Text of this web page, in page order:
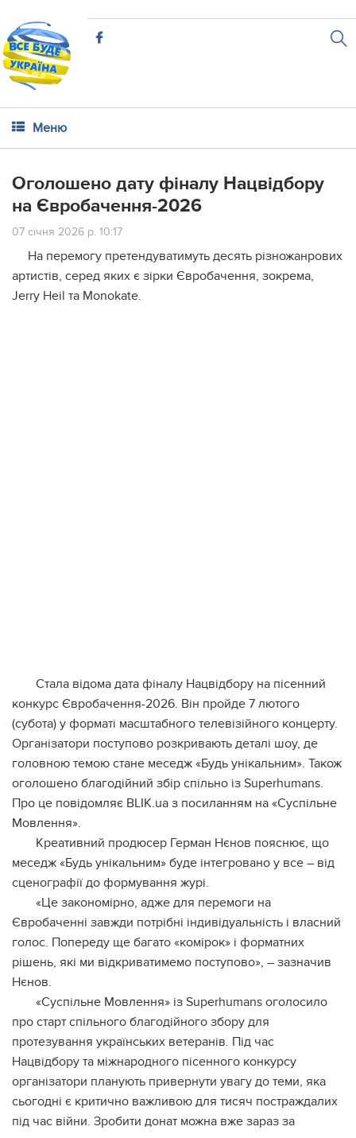
Меню
Оголошено дату фіналу Нацвідбору
на Євробачення-2026
07 січня 2026 р. 10:17
На перемогу претендуватимуть десять різножанрових
артистів, серед яких є зірки Євробачення, зокрема,
Jerry Heil та Monokate.
Стала відома дата фіналу Нацвідбору на пісенний
конкурс Євробачення-2026. Він пройде 7 лютого
(субота) у форматі масштабного телевізійного концерту.
Організатори поступово розкривають деталі шоу, де
головною темою стане меседж «Будь унікальним». Також
оголошено благодійний збір спільно із Superhumans.
Про це повідомляє BLIK.ua з посиланням на «Суспільне
Мовлення».
Креативний продюсер Герман Нєнов пояснює, що
меседж «Будь унікальним» буде інтегровано у все – від
сценографії до формування журі.
«Це закономірно, адже для перемоги на
Євробаченні завжди потрібні індивідуальність і власний
голос. Попереду ще багато «комірок» і форматних
рішень, які ми відкриватимемо поступово», – зазначив
Нєнов.
«Суспільне Мовлення» із Superhumans оголосило
про старт спільного благодійного збору для
протезування українських ветеранів. Під час
Нацвідбору та міжнародного пісенного конкурсу
організатори планують привернути увагу до теми, яка
сьогодні є критично важливою для тисяч постраждалих
під час війни. Зробити донат можна вже зараз за